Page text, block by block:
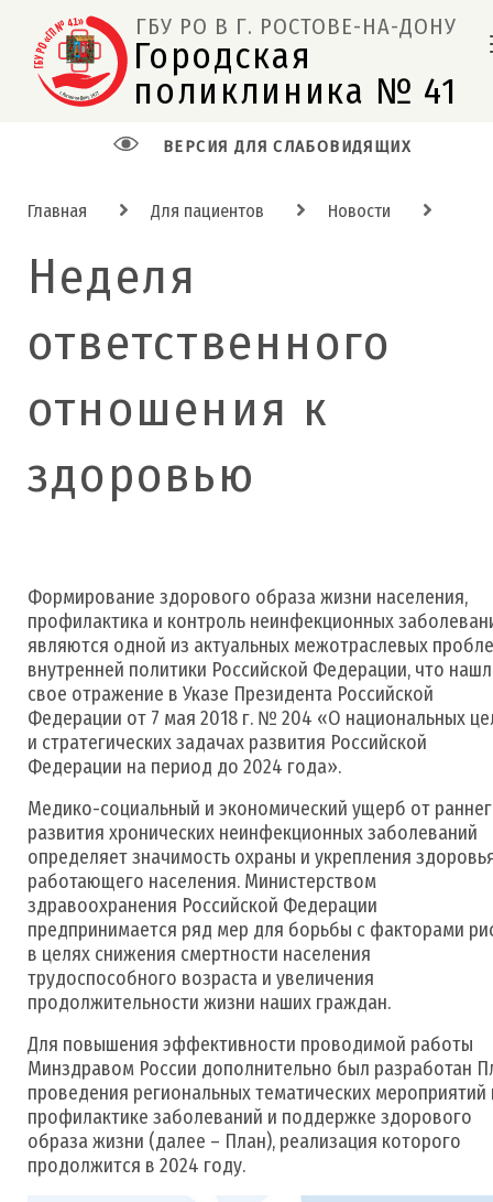
ГБУ РО В Г. РОСТОВЕ-НА-ДОНУ
Городская
поликлиника № 41
ВЕРСИЯ ДЛЯ СЛАБОВИДЯЩИХ
Главная Для пациентов Новости
Неделя
ответственного
отношения к
здоровью
Формирование здорового образа жизни населения,
профилактика и контроль неинфекционных
являются одной из актуальных межотраслевых
внутренней политики Российской Федерации, что
свое отражение в Указе Президента Российской
Федерации от 7 мая 2018 г. № 204 «О национальных
и стратегических задачах развития Российской
Федерации на период до 2024 года».
Медико-социальный и экономический ущерб от
развития хронических неинфекционных заболеваний
определяет значимость охраны и укрепления
работающего населения. Министерством
здравоохранения Российской Федерации
предпринимается ряд мер для борьбы с факторами
в целях снижения смертности населения
трудоспособного возраста и увеличения
продолжительности жизни наших граждан.
Для повышения эффективности проводимой работы
Минздравом России дополнительно был разработан
проведения региональных тематических мероприятий
профилактике заболеваний и поддержке здорового
образа жизни (далее – План), реализация которого
продолжится в 2024 году.